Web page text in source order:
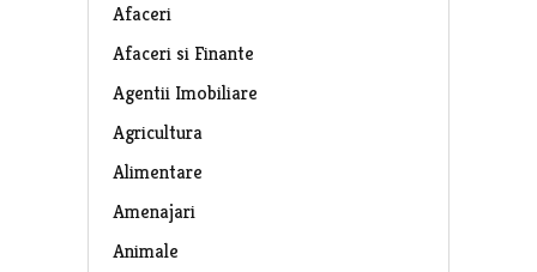
Afaceri
Afaceri si Finante
Agentii Imobiliare
Agricultura
Alimentare
Amenajari
Animale